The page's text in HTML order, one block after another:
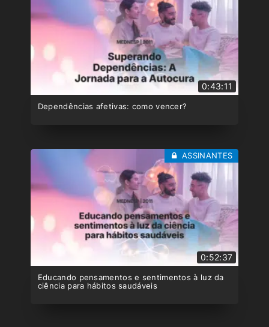
0:43:11
Dependências afetivas: como vencer?
0:52:37
Educando pensamentos e sentimentos à luz da
ciência para hábitos saudáveis
ASSINANTES